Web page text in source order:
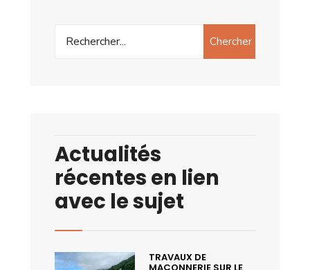
Chercher
Actualités
récentes en lien
avec le sujet
TRAVAUX DE